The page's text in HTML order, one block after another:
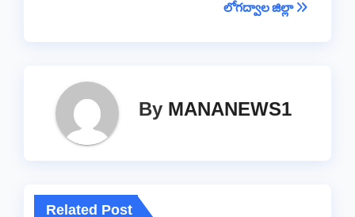
లోగద్వాల జిల్లా
By MANANEWS1
Related Post